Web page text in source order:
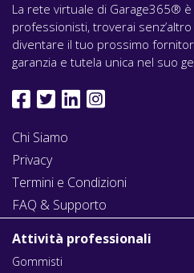
La rete virtuale di Garage365®
professionisti, troverai
diventare il tuo prossimo
garanzia e tutela unica nel suo
Chi Siamo
Privacy
Termini e Condizioni
FAQ & Supporto
Attività professionali
Gommisti